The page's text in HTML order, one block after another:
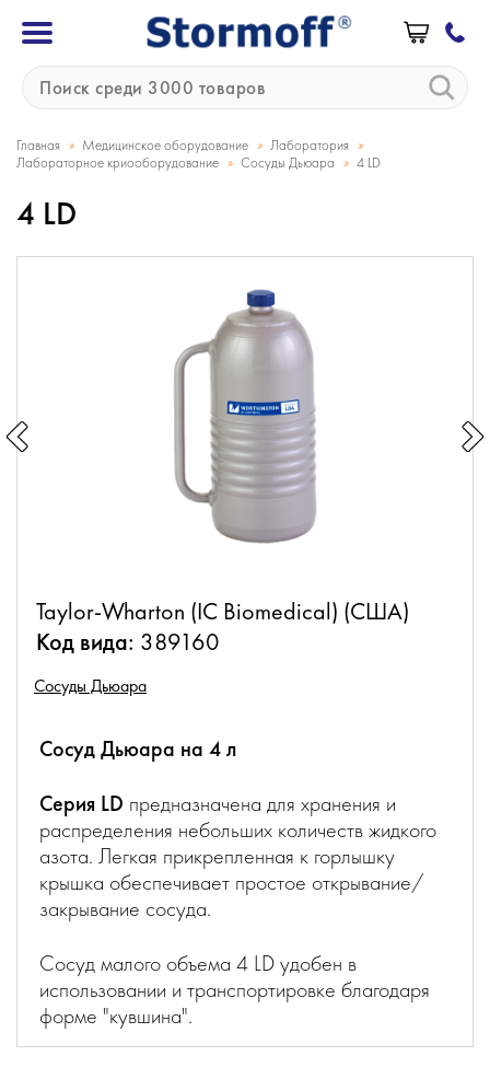
Главная » Медицинское оборудование » Лаборатория »
Лабораторное криооборудование » Сосуды Дьюара » 4 LD
4 LD
Taylor-Wharton (IC Biomedical) (США)
Код вида: 389160
Сосуды Дьюара
Сосуд Дьюара на 4 л
Серия LD предназначена для хранения и
распределения небольших количеств жидкого
азота. Легкая прикрепленная к горлышку
крышка обеспечивает простое открывание/
закрывание сосуда.
Сосуд малого объема 4 LD удобен в
использовании и транспортировке благодаря
форме "кувшина".